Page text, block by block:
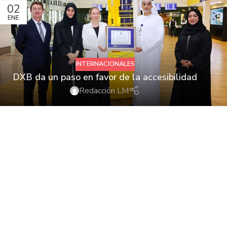
02
ENE
INTERNACIONALES
DXB da un paso en favor de la accesibilidad
Redacción LM